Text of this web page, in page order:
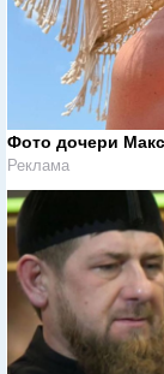
Фото дочери
Реклама